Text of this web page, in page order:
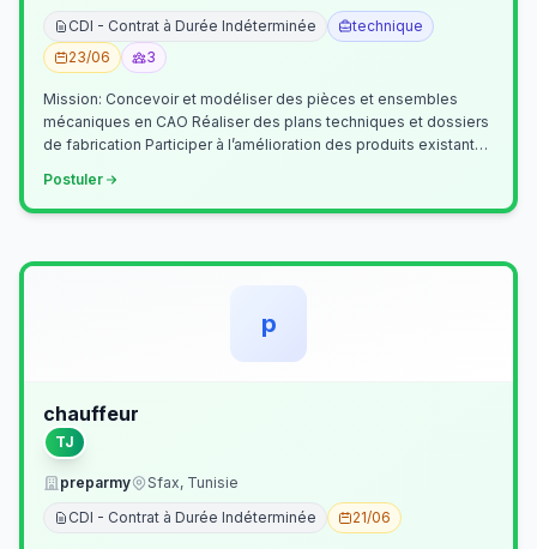
CDI - Contrat à Durée Indéterminée
technique
23/06
3
Mission: Concevoir et modéliser des pièces et ensembles
mécaniques en CAO Réaliser des plans techniques et dossiers
de fabrication Participer à l’amélioration des produits existants
Postuler
p
chauffeur
TJ
preparmy
Sfax, Tunisie
CDI - Contrat à Durée Indéterminée
21/06